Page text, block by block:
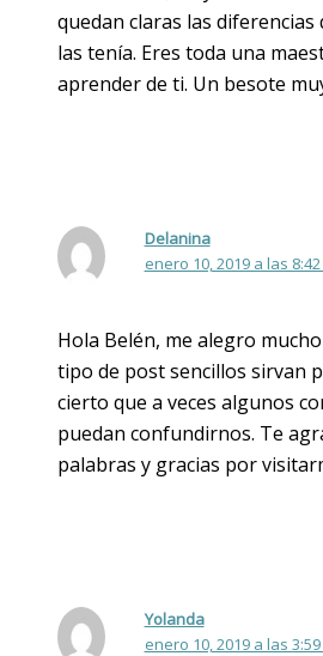
quedan claras las
las tenía. Eres toda una
aprender de ti. Un besote
Delanina
enero 10, 2019 a las
Hola Belén, me alegro
tipo de post sencillos sirvan
cierto que a veces algunos
puedan confundirnos. Te
palabras y gracias por
Yolanda
enero 10, 2019 a las